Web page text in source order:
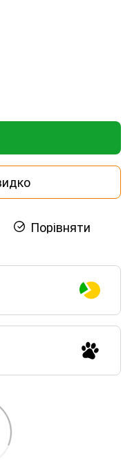
Порівняти